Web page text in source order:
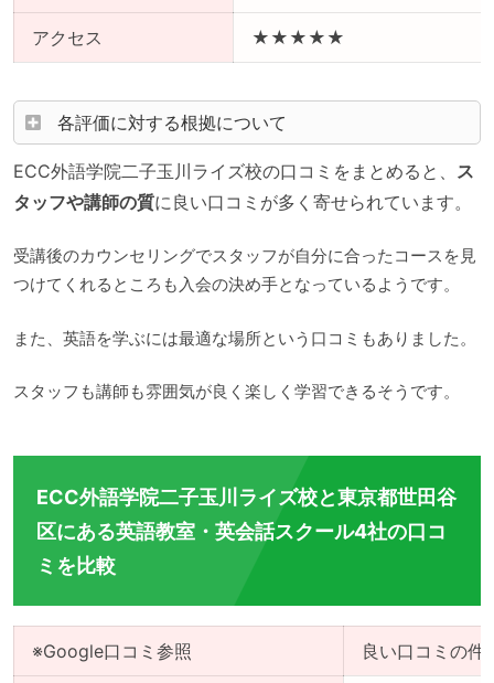
アクセス ★★★★★
各評価に対する根拠について
ECC外語学院二子玉川ライズ校の口コミをまとめると、
ス
タッフや講師の質に良い口コミが多く寄せられています。
受講後のカウンセリングでスタッフが自分に合ったコースを見
つけてくれるところも入会の決め手となっているようです。
また、英語を学ぶには最適な場所という口コミもありました。
スタッフも講師も雰囲気が良く楽しく学習できるそうです。
ECC外語学院二子玉川ライズ校と東京都世田谷
区にある英語教室・英会話スクール4社の口コ
ミを比較
※Google口コミ参照 良い口コミの件